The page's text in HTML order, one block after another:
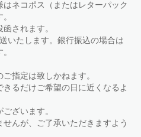
ネコポス（またはレターパック
されます。
いたします。銀行振込の場合は
指定は致しかねます。
るだけご希望の日に近くなるよ
ざいます。
んが、ご了承いただきますよう